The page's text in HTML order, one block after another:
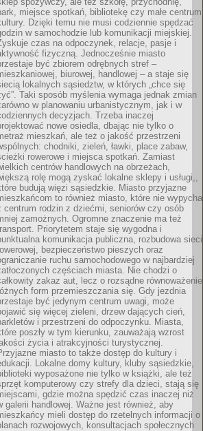
miejsce spotkań, bibliotekę czy małe centrum
Dzięki temu nie musi codziennie spędzać
w samochodzie lub komunikacji miejskiej.
czas na odpoczynek, relacje, pasje i
fizyczną. Jednocześnie miasto
być zbiorem odrębnych stref –
biurowej, handlowej – a staje się
lokalnych sąsiedztw, w których „chce się
Taki sposób myślenia wymaga jednak zmian
w planowaniu urbanistycznym, jak i w
decyzjach. Trzeba inaczej
nowe osiedla, dbając nie tylko o
mieszkań, ale też o jakość przestrzeni
chodniki, zieleń, ławki, place zabaw,
rowerowe i miejsca spotkań. Zamiast
centrów handlowych na obrzeżach,
rolę mogą zyskać lokalne sklepy i usługi,,
budują więzi sąsiedzkie. Miasto przyjazne
to również miasto, które nie wypycha
centrum rodzin z dziećmi, seniorów czy osób
zamożnych. Ogromne znaczenie ma też
Priorytetem staje się wygodna i
komunikacja publiczna, rozbudowa sieci
bezpieczeństwo pieszych oraz
ruchu samochodowego w najbardziej
częściach miasta. Nie chodzi o
zakaz aut, lecz o rozsądne równoważenie
form przemieszczania się. Gdy jezdnia
być jedynym centrum uwagi, może
się więcej zieleni, drzew dających cień,
i przestrzeni do odpoczynku. Miasta,
poszły w tym kierunku, zauważają wzrost
życia i atrakcyjności turystycznej.
miasto to także dostęp do kultury i
Lokalne domy kultury, kluby sąsiedzkie,
wyposażone nie tylko w książki, ale też
komputerowy czy strefy dla dzieci, stają się
gdzie można spędzić czas inaczej niż
galerii handlowej. Ważne jest również, aby
mieli dostęp do rzetelnych informacji o
rozwojowych, konsultacjach społecznych